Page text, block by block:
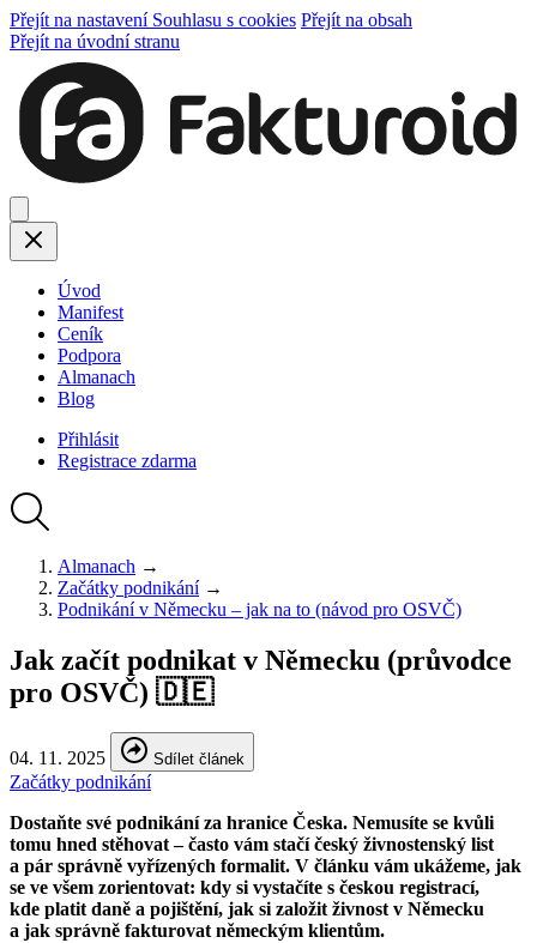
Přejít na nastavení Souhlasu s cookies Přejít na obsah
Přejít na úvodní stranu
Úvod
Manifest
Ceník
Podpora
Almanach
Blog
Přihlásit
Registrace zdarma
Almanach →
Začátky podnikání →
Podnikání v Německu – jak na to (návod pro OSVČ)
Jak začít podnikat v Německu (průvodce
pro OSVČ) 🇩🇪
04. 11. 2025 Sdílet článek
Začátky podnikání
Dostaňte své podnikání za hranice Česka. Nemusíte se kvůli
tomu hned stěhovat – často vám stačí český živnostenský list
a pár správně vyřízených formalit. V článku vám ukážeme, jak
se ve všem zorientovat: kdy si vystačíte s českou registrací,
kde platit daně a pojištění, jak si založit živnost v Německu
a jak správně fakturovat německým klientům.